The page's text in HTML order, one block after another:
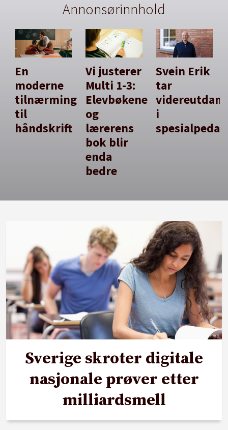
Annonsørinnhold
En
moderne
tilnærming
til
håndskrift
Vi justerer
Multi 1-3:
Elevbøkene
og
lærerens
bok blir
enda
bedre
Svein Erik
tar
i
Sverige skroter digitale
nasjonale prøver etter
milliardsmell